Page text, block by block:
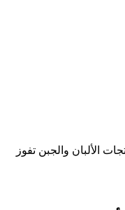
الألبان والجبن تفوز